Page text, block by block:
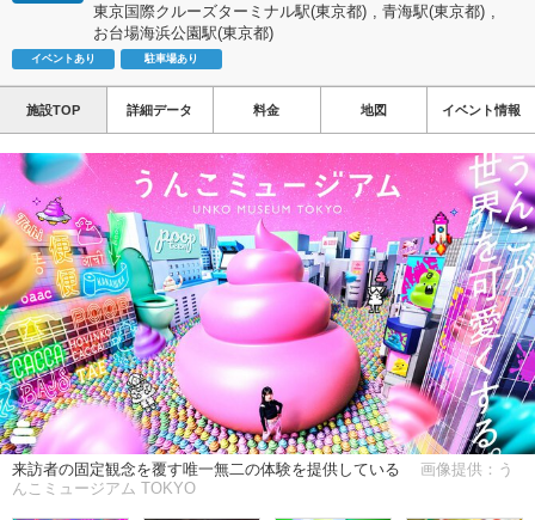
東京国際クルーズターミナル駅(東京都) , 青海駅(東京都) ,
お台場海浜公園駅(東京都)
イベントあり 駐車場あり
施設TOP 詳細データ 料金 地図 イベント情報
来訪者の固定観念を覆す唯一無二の体験を提供している
画像提供：う
んこミュージアム TOKYO